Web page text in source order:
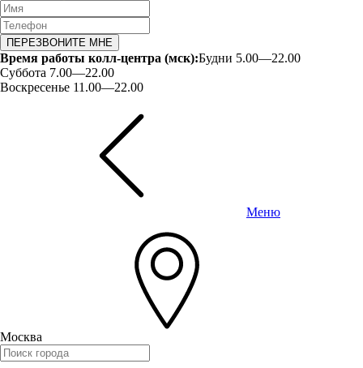
ПЕРЕЗВОНИТЕ МНЕ
Время работы колл-центра (мск):Будни 5.00—22.00
Суббота 7.00—22.00
Воскресенье 11.00—22.00
Меню
Москва